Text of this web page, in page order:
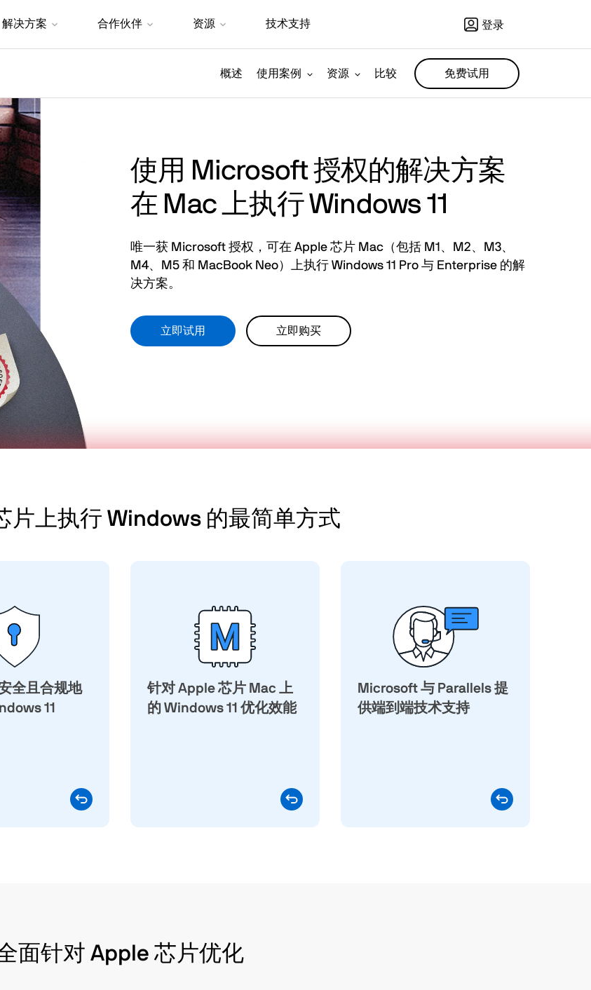
解决方案 合作伙伴 资源 技术支持 登录
免费试用
概述 使用案例 资源 比较
使用 Microsoft 授权的解决方案
在 Mac 上执行 Windows 11
唯一获 Microsoft 授权，可在 Apple 芯片 Mac（包括 M1、M2、M3、
M4、M5 和 MacBook Neo）上执行 Windows 11 Pro 与 Enterprise 的解
决方案。
立即试用 立即购买
片上执行 Windows 的最简单方式
全且合规地
11
理业务关键应用程
，在 Mac 上使用
Desktop 执行
都能保护您的环
针对 Apple 芯片 Mac 上
的 Windows 11 优化效能
Neo。Arm 版 Windows 11 能以
接近原生的速度执行，而
Microsoft 的 Prism 轉译层会在
背景顺畅处理 x86 和 x64 应用
程式。随著 Apple 芯片持续演
快速且反应灵敏。
Microsoft 与 Parallels 提
供端到端技术支持
，以支持您在 Apple 芯片
上的 Windows 11 授权。针对所
有与虚拟化相关的事项，
Parallels 团队提供 24/7 技术支
持，确保您的 Windows 虚拟机
器持续运作，支持不间断。
面针对 Apple 芯片优化